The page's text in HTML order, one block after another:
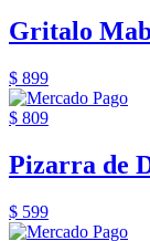
Gritalo
$ 899
$ 809
Pizarra de
$ 599